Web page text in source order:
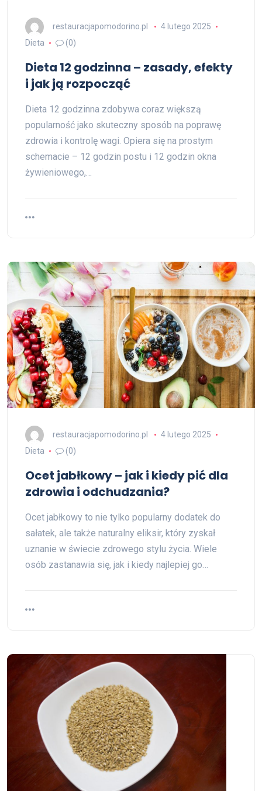
restauracjapomodorino.pl
4 lutego 2025
Dieta
(0)
Dieta 12 godzinna – zasady, efekty
i jak ją rozpocząć
Dieta 12 godzinna zdobywa coraz większą
popularność jako skuteczny sposób na poprawę
zdrowia i kontrolę wagi. Opiera się na prostym
schemacie – 12 godzin postu i 12 godzin okna
żywieniowego,…
restauracjapomodorino.pl
4 lutego 2025
Dieta
(0)
Ocet jabłkowy – jak i kiedy pić dla
zdrowia i odchudzania?
Ocet jabłkowy to nie tylko popularny dodatek do
sałatek, ale także naturalny eliksir, który zyskał
uznanie w świecie zdrowego stylu życia. Wiele
osób zastanawia się, jak i kiedy najlepiej go…